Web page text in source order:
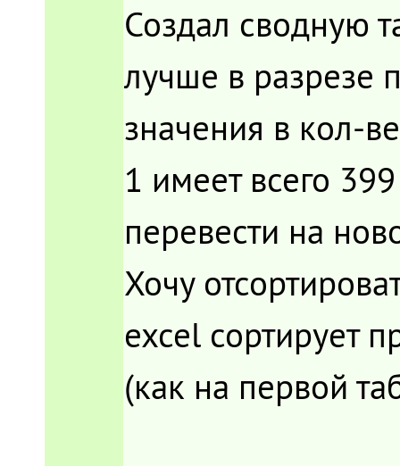
Создал сводную
лучше в разрезе
значения в кол-
1 имеет всего
перевести на
Хочу
excel сортирует
(как на первой